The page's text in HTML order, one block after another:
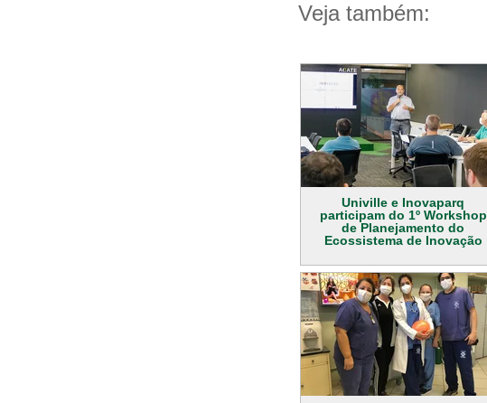
Veja também:
Univille e Inovaparq
participam do 1º Workshop
de Planejamento do
Ecossistema de Inovação